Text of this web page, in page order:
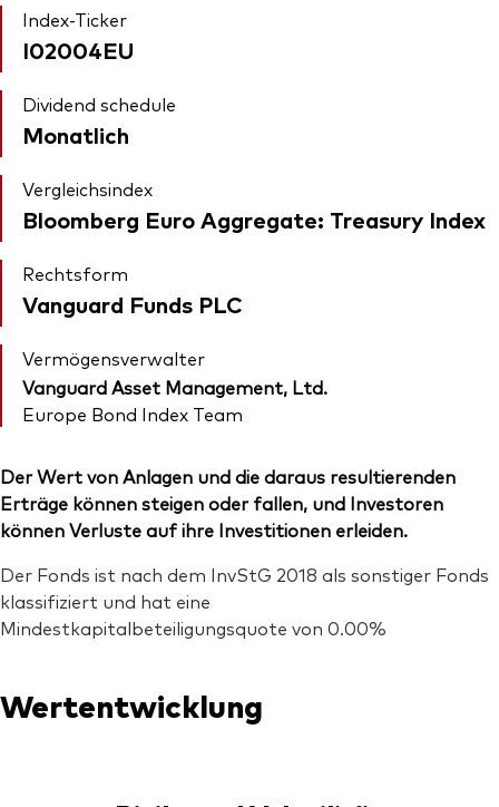
Index-Ticker
I02004EU
Dividend schedule
Monatlich
Vergleichsindex
Bloomberg Euro Aggregate: Treasury Index
Rechtsform
Vanguard Funds PLC
Vermögensverwalter
Vanguard Asset Management, Ltd.
Europe Bond Index Team
Der Wert von Anlagen und die daraus resultierenden
Erträge können steigen oder fallen, und Investoren
können Verluste auf ihre Investitionen erleiden.
Der Fonds ist nach dem InvStG 2018 als sonstiger Fonds
klassifiziert und hat eine
Mindestkapitalbeteiligungsquote von 0.00%
Wertentwicklung